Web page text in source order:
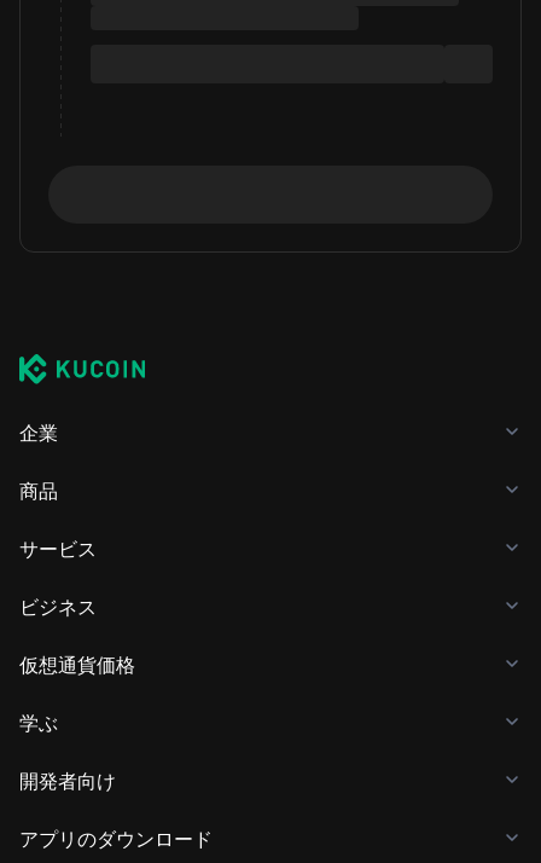
企業
商品
サービス
ビジネス
仮想通貨価格
学ぶ
開発者向け
アプリのダウンロード